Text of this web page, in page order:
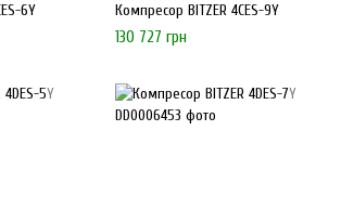
6Y
Компресор BITZER 4CES-9Y
130 727 грн